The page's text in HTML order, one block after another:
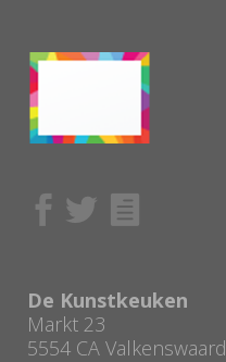
De Kunstkeuken
Markt 23
5554 CA Valkenswaard